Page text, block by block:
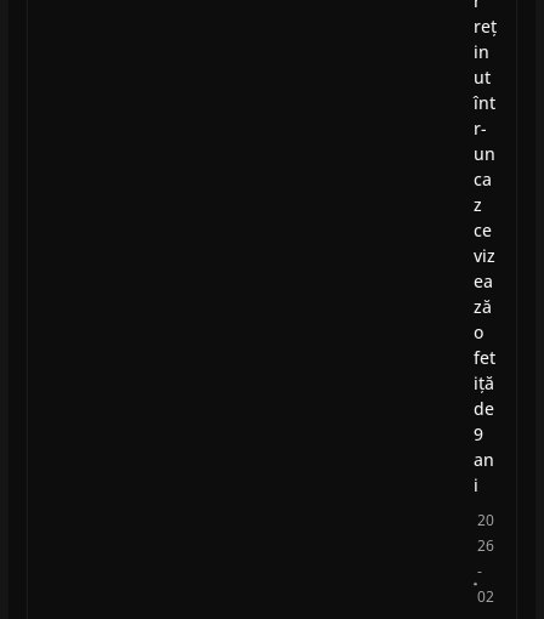
reț
in
ut
înt
r-
un
ca
z
ce
viz
ea
ză
o
fet
iță
de
9
an
i
20
26
-
02